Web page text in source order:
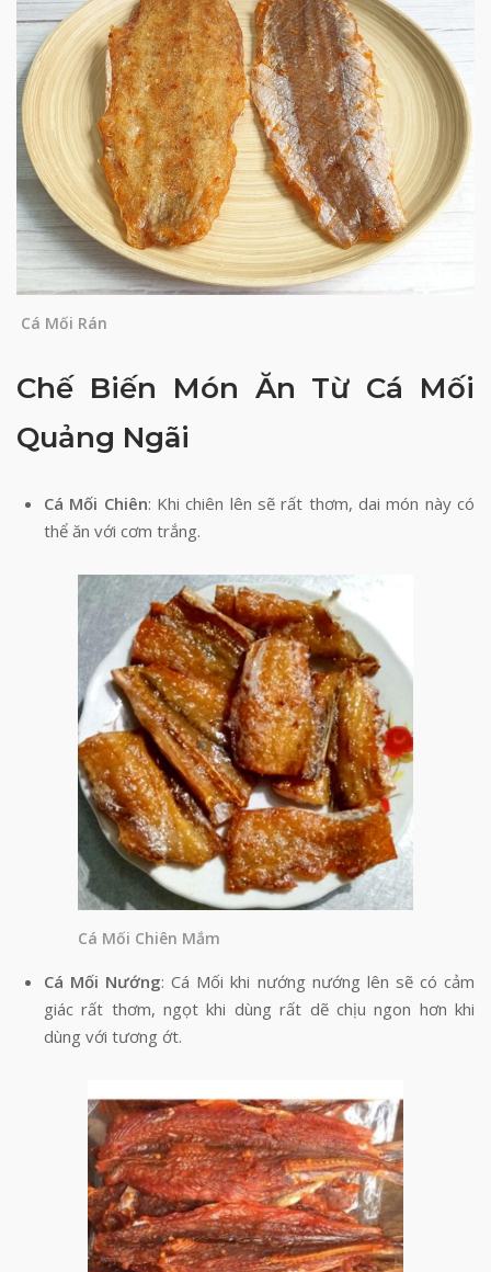
Cá Mối Rán
Chế Biến Món Ăn Từ Cá Mối
Quảng Ngãi
Cá Mối Chiên: Khi chiên lên sẽ rất thơm, dai món này có
thể ăn với cơm trắng.
Cá Mối Chiên Mắm
Cá Mối Nướng: Cá Mối khi nướng nướng lên sẽ có cảm
giác rất thơm, ngọt khi dùng rất dẽ chịu ngon hơn khi
dùng với tương ớt.